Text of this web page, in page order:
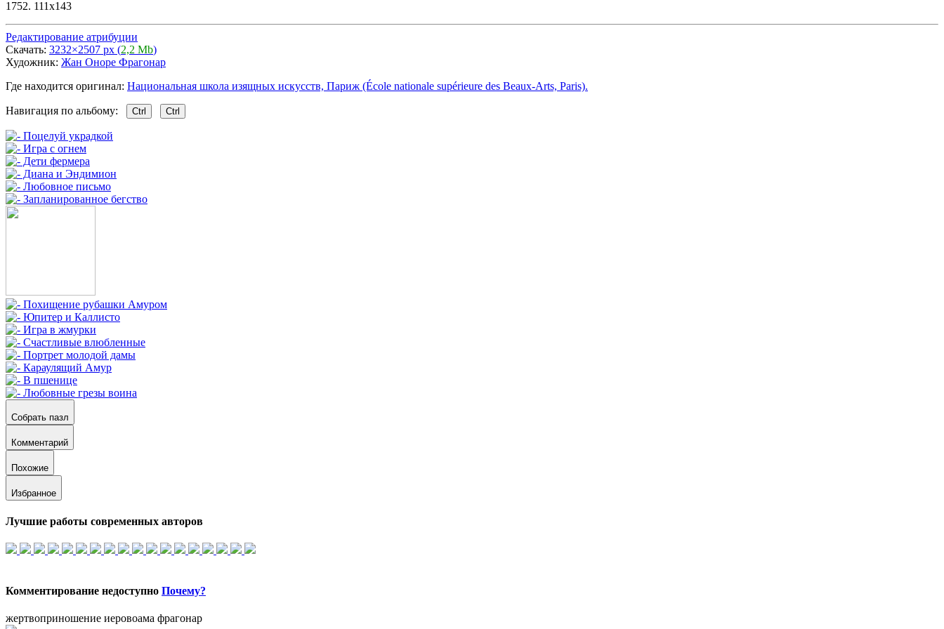
1752. 111x143
Редактирование атрибуции
Скачать: 3232×2507 px (2,2 Mb)
Художник: Жан Оноре Фрагонар
Где находится оригинал: Национальная школа изящных искусств, Париж (École nationale supérieure des Beaux-Arts, Paris).
Навигация по альбому: Ctrl Ctrl
Собрать пазл
Комментарий
Похожие
Избранное
Лучшие работы современных авторов
Комментирование недоступно Почему?
жертвоприношение иеровоама фрагонар